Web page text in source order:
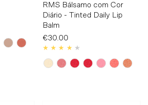
RMS Bálsamo com Cor
Diário - Tinted Daily Lip
Balm
Preço
Normal
€30.00